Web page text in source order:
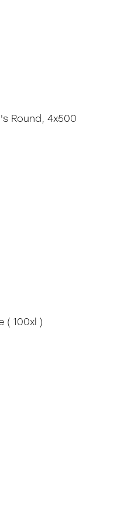
Round, 4x500
( 100xl )